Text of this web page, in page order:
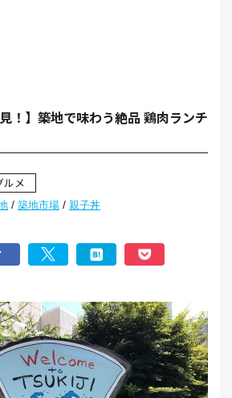
！】築地で味わう絶品 鶏肉ランチ
ルメ
/ 築地市場 / 親子丼